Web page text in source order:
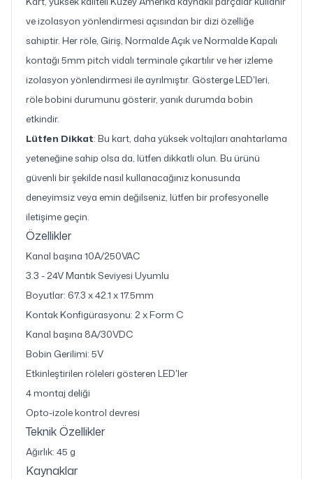
ve izolasyon yönlendirmesi açısından bir dizi özelliğe
sahiptir. Her röle, Giriş, Normalde Açık ve Normalde Kapalı
kontağı 5mm pitch vidalı terminale çıkartılır ve her izleme
izolasyon yönlendirmesi ile ayrılmıştır. Gösterge LED'leri,
röle bobini durumunu gösterir, yanık durumda bobin
etkindir.
Lütfen Dikkat: Bu kart, daha yüksek voltajları anahtarlama
yeteneğine sahip olsa da, lütfen dikkatli olun. Bu ürünü
güvenli bir şekilde nasıl kullanacağınız konusunda
deneyimsiz veya emin değilseniz, lütfen bir profesyonelle
iletişime geçin.
Özellikler
Kanal başına 10A/250VAC
3.3 - 24V Mantık Seviyesi Uyumlu
Boyutlar: 67.3 x 42.1 x 17.5mm
Kontak Konfigürasyonu: 2 x Form C
Kanal başına 8A/30VDC
Bobin Gerilimi: 5V
Etkinleştirilen röleleri gösteren LED'ler
4 montaj deliği
Opto-izole kontrol devresi
Teknik Özellikler
Ağırlık: 45 g
Kaynaklar